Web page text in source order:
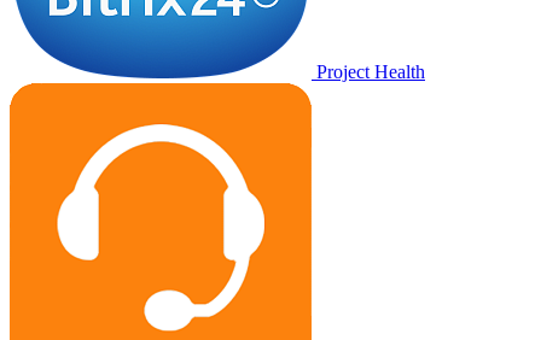
Project Health